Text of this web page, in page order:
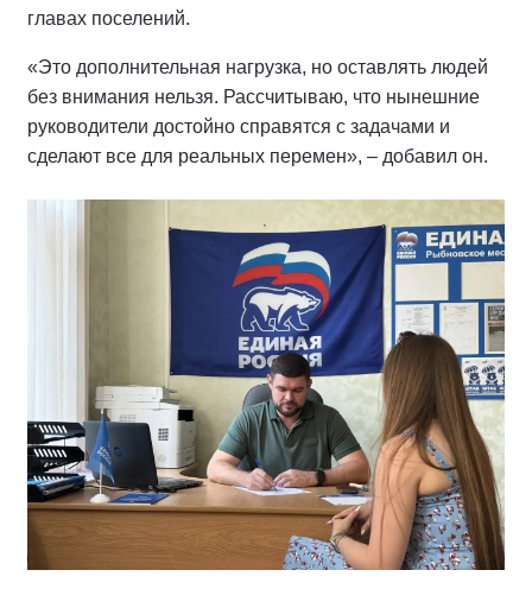
главах поселений.
«Это дополнительная нагрузка, но оставлять людей
без внимания нельзя. Рассчитываю, что нынешние
руководители достойно справятся с задачами и
сделают все для реальных перемен», – добавил он.